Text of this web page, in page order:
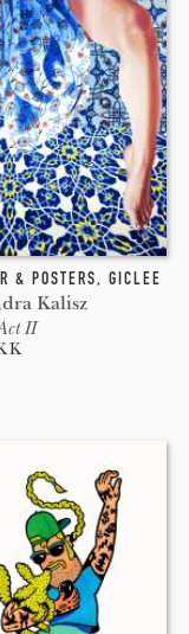
grade
kunstpapir.
holder sine
gule.
& POSTERS, GICLEE
Kalisz
II